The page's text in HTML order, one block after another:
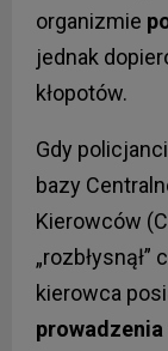
organizmie
jednak
kłopotów.
Gdy
bazy
Kierowców
kierowca